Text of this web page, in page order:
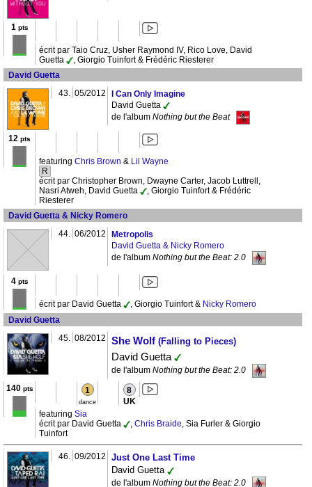
1pts
écrit par Taio Cruz, Usher Raymond IV, Rico Love, David
Guetta
, Giorgio Tuinfort & Frédéric Riesterer
David Guetta
43. 05/2012
I Can Only Imagine
David Guetta
de l'album Nothing but the Beat
12 pts
featuring Chris Brown & Lil Wayne
R
écrit par Christopher Brown, Dwayne Carter, Jacob Luttrell,
Nasri Atweh, David Guetta
, Giorgio Tuinfort & Frédéric
Riesterer
David Guetta & Nicky Romero
44. 06/2012
Metropolis
David Guetta & Nicky Romero
de l'album Nothing but the Beat: 2.0
4pts
écrit par David Guetta , Giorgio Tuinfort & Nicky Romero
David Guetta
45. 08/2012 She Wolf (Falling to Pieces)
David Guetta
de l'album Nothing but the Beat: 2.0
140pts 1
dance
8
UK
featuring Sia
écrit par David Guetta
, Chris Braide, Sia Furler & Giorgio
Tuinfort
46. 09/2012
Just One Last Time
David Guetta
de l'album Nothing but the Beat: 2.0